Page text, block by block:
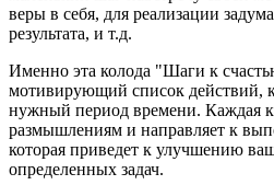
веры в себя, для реализации
результата, и т.д.
Именно эта колода "Шаги к
мотивирующий список действий,
нужный период времени. Каждая
размышлениям и направляет к
которая приведет к улучшению
определенных задач.